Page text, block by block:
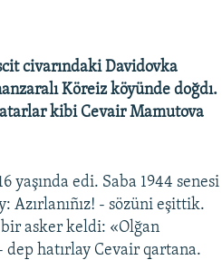
civarındaki Davidovka
Köreiz köyünde doğdı.
kibi Cevair Mamutova
yaşında edi. Saba 1944 senesi
- sözüni eşittik.
bir asker keldi: «Olğan
hatırlay Cevair qartana.